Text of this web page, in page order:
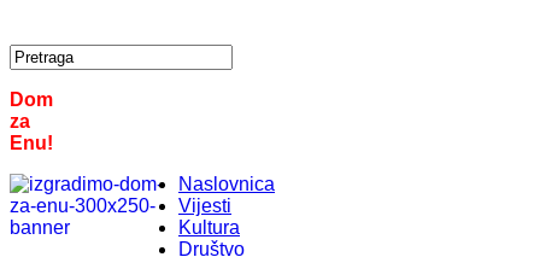
Dom
za
Enu!
Naslovnica
Vijesti
Kultura
Društvo